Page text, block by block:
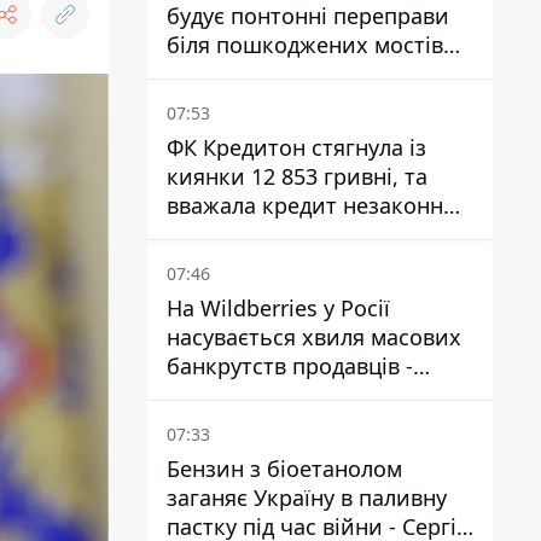
будує понтонні переправи
біля пошкоджених мостів
на ТОТ
07:53
ФК Кредитон стягнула із
киянки 12 853 гривні, та
вважала кредит незаконним
- що вирішив суд
07:46
На Wildberries у Росії
насувається хвиля масових
банкрутств продавців -
Reuters
07:33
Бензин з біоетанолом
заганяє Україну в паливну
пастку під час війни - Сергій